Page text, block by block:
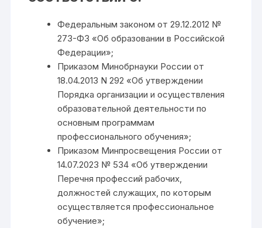
Федеральным законом от 29.12.2012 №
273-ФЗ «Об образовании в Российской
Федерации»;
Приказом Минобрнауки России от
18.04.2013 N 292 «Об утверждении
Порядка организации и осуществления
образовательной деятельности по
основным программам
профессионального обучения»;
Приказом Минпросвещения России от
14.07.2023 № 534 «Об утверждении
Перечня профессий рабочих,
должностей служащих, по которым
осуществляется профессиональное
обучение»;